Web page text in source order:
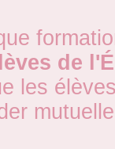
de
les